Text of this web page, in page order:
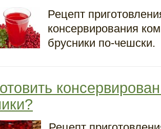
Рецепт
консервирования
брусники по-чешски.